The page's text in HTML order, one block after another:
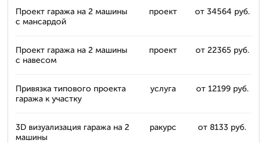
Проект гаража на 2 машины
с мансардой
проект от 34564 руб.
Проект гаража на 2 машины
с навесом
проект от 22365 руб.
Привязка типового проекта
гаража к участку
услуга от 12199 руб.
3D визуализация гаража на 2
машины
ракурс от 8133 руб.